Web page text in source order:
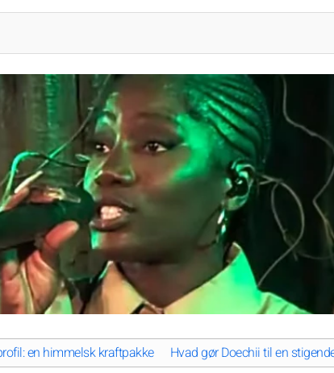
en himmelsk kraftpakke Hvad gør Doechii til en